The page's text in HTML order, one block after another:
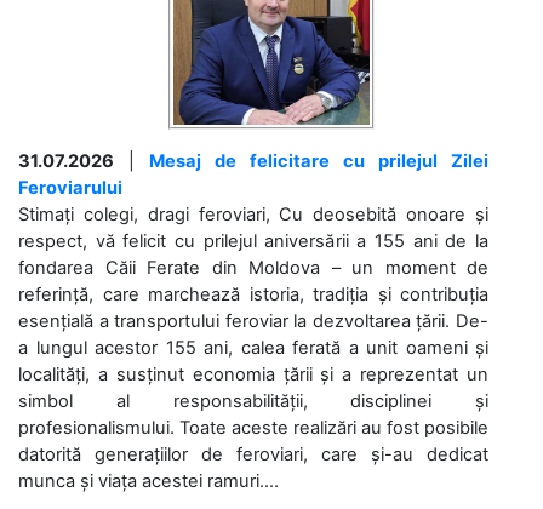
31.07.2026
Mesaj de felicitare cu prilejul Zilei
Feroviarului
Stimați colegi, dragi feroviari, Cu deosebită onoare și
respect, vă felicit cu prilejul aniversării a 155 ani de la
fondarea Căii Ferate din Moldova – un moment de
referință, care marchează istoria, tradiția și contribuția
esențială a transportului feroviar la dezvoltarea țării. De-
a lungul acestor 155 ani, calea ferată a unit oameni și
localități, a susținut economia țării și a reprezentat un
simbol al responsabilității, disciplinei și
profesionalismului. Toate aceste realizări au fost posibile
datorită generațiilor de feroviari, care și-au dedicat
munca și viața acestei ramuri....